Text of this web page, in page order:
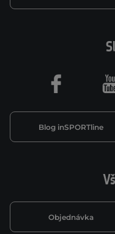
Objednávka
Blog inSPORTline
Facebook